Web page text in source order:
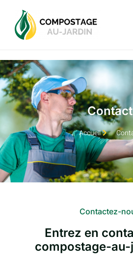
Contact
Accueil
Contactez-
Entrez en
compostage-